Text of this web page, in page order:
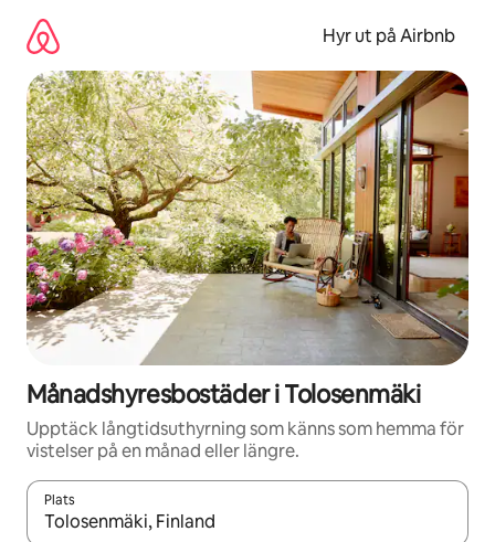
innehåll
Hyr ut på Airbnb
Månadshyresbostäder i Tolosenmäki
Upptäck långtidsuthyrning som känns som hemma för
vistelser på en månad eller längre.
Plats
När resultaten är tillgängliga kan du navigera med upp- och